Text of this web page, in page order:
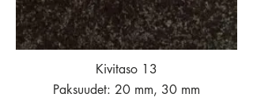
Kivitaso 13
Paksuudet: 20 mm, 30 mm